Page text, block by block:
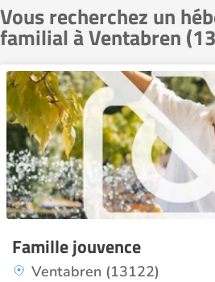
Vous recherchez un
familial à Ventabren
Famille jouvence
Ventabren (13122)